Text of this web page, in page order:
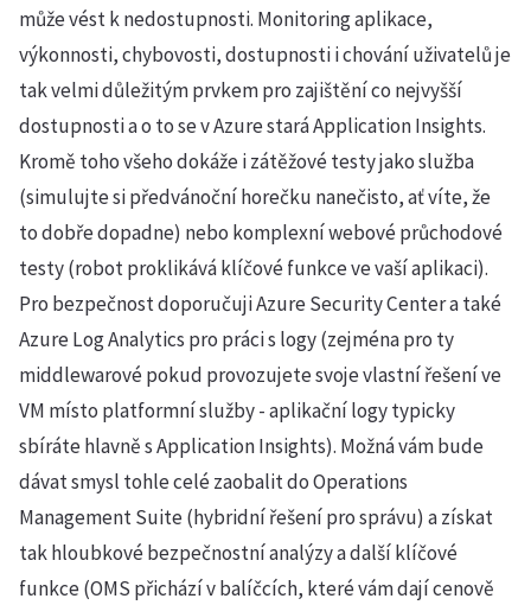
může vést k nedostupnosti. Monitoring aplikace,
výkonnosti, chybovosti, dostupnosti i chování uživatelů je
tak velmi důležitým prvkem pro zajištění co nejvyšší
dostupnosti a o to se v Azure stará Application Insights.
Kromě toho všeho dokáže i zátěžové testy jako služba
(simulujte si předvánoční horečku nanečisto, ať víte, že
to dobře dopadne) nebo komplexní webové průchodové
testy (robot proklikává klíčové funkce ve vaší aplikaci).
Pro bezpečnost doporučuji Azure Security Center a také
Azure Log Analytics pro práci s logy (zejména pro ty
middlewarové pokud provozujete svoje vlastní řešení ve
VM místo platformní služby - aplikační logy typicky
sbíráte hlavně s Application Insights). Možná vám bude
dávat smysl tohle celé zaobalit do Operations
Management Suite (hybridní řešení pro správu) a získat
tak hloubkové bezpečnostní analýzy a další klíčové
funkce (OMS přichází v balíčcích, které vám dají cenově